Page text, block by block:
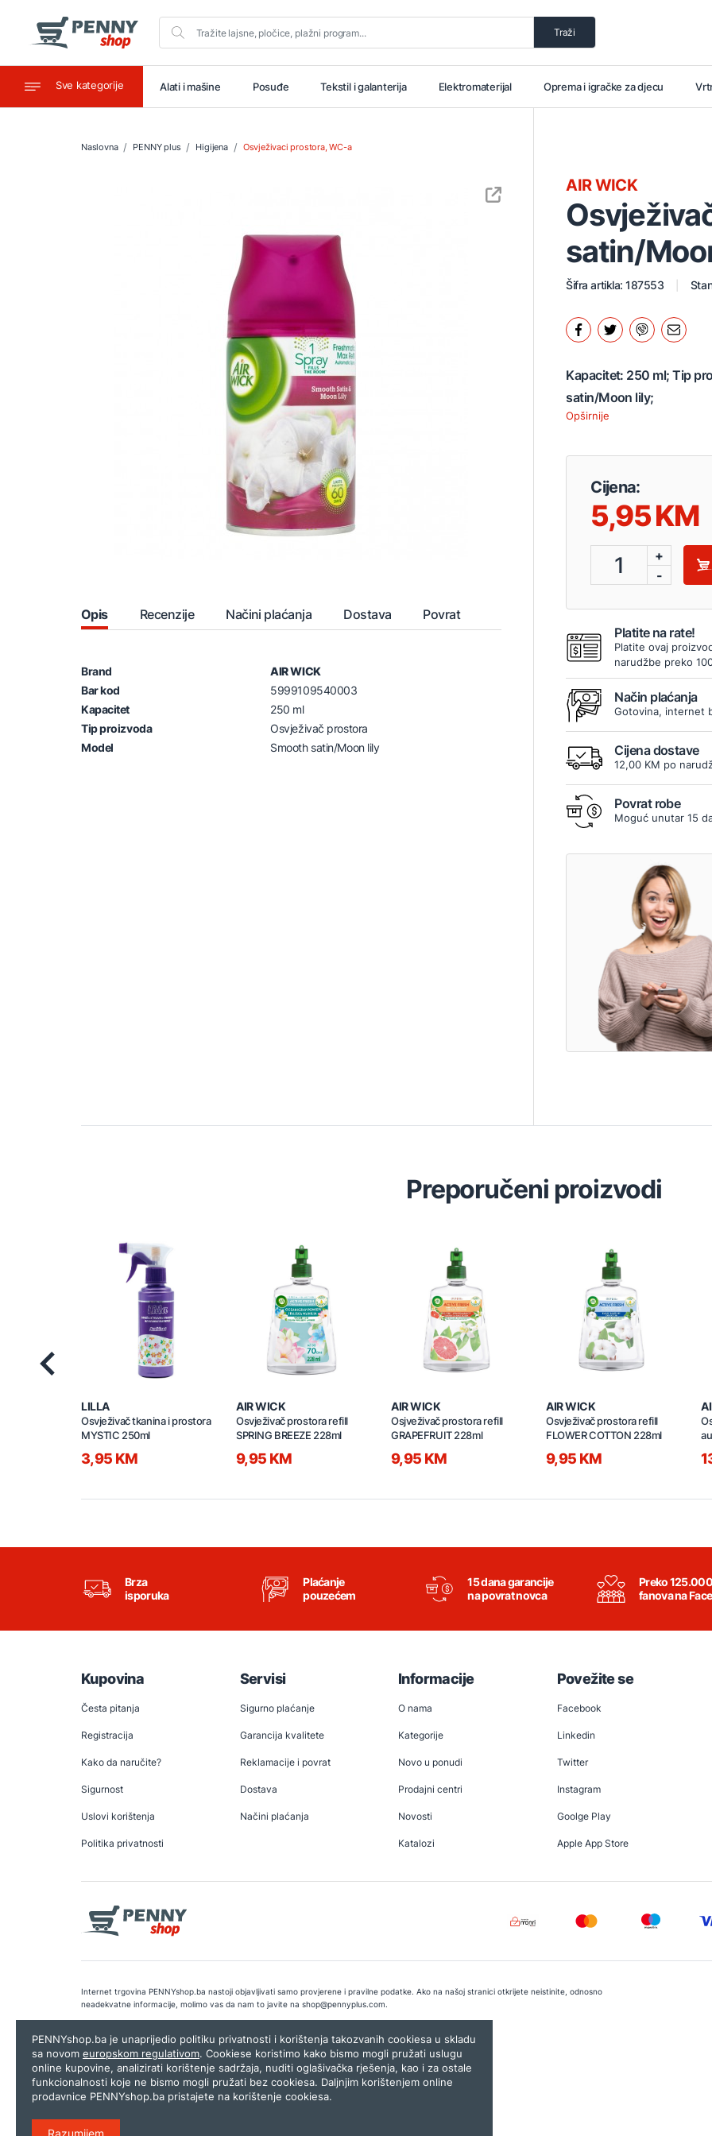
Traži
Sve kategorije
Ugostiteljstvo Alati i mašine Posuđe Tekstil i galanterija Elektromaterijal Oprema i igračke za djecu
Naslovna PENNY plus Higijena Osvježivaci prostora, WC-a
Opis Recenzije Načini plaćanja Dostava Povrat
Brand
AIR WICK
Bar kod
5999109540003
Kapacitet
250 ml
Tip proizvoda
Osvježivač prostora
Model
Smooth satin/Moon lily
satin/
AIR WICK
Šifra artikla: 187553
Kapacitet: 250 ml; Tip
satin/Moon lily;
Opširnije
Cijena:
5,95
1
+
-
Platite na rate!
Platite ovaj
narudžbe preko
Način plaćanja
Gotovina, internet
Cijena dostave
12,00 KM po
Povrat robe
Moguć unutar 15
Preporučeni proizvodi
LILLA
Osvježivač tkanina i prostora
MYSTIC 250ml
3,95 KM
AIR WICK
Osvježivač prostora refill
SPRING BREEZE 228ml
9,95 KM
AIR WICK
Osjveživač prostora refill
GRAPEFRUIT 228ml
9,95 KM
AIR WICK
Osvježivač prostora refill
FLOWER COTTON 228ml
9,95 KM
Brza
isporuka
Plaćanje
pouzećem
15 dana garancije
na povrat novca
Preko 125.000
fanova na
Kupovina
Česta pitanja
Registracija
Kako da naručite?
Sigurnost
Uslovi korištenja
Politika privatnosti
Servisi
Sigurno plaćanje
Garancija kvalitete
Reklamacije i povrat
Dostava
Načini plaćanja
Informacije
O nama
Kategorije
Novo u ponudi
Prodajni centri
Novosti
Katalozi
Povežite se
Facebook
Linkedin
Twitter
Instagram
Goolge Play
Apple App Store
Internet trgovina PENNYshop.ba nastoji objavljivati samo provjerene i pravilne podatke. Ako na našoj stranici otkrijete neistinite, odnosno
neadekvatne informacije, molimo vas da nam to javite na shop@pennyplus.com.
Copyright © 2026.Penny plus d.o.o. Sarajevo.Dizajn i programiranje:Lampa.ba
PENNYshop.ba je unaprijedio politiku privatnosti i korištenja takozvanih cookiesa u skladu
sa novom europskom regulativom. Cookiese koristimo kako bismo mogli pružati uslugu
online kupovine, analizirati korištenje sadržaja, nuditi oglašivačka rješenja, kao i za ostale
funkcionalnosti koje ne bismo mogli pružati bez cookiesa. Daljnjim korištenjem online
prodavnice PENNYshop.ba pristajete na korištenje cookiesa.
Razumijem